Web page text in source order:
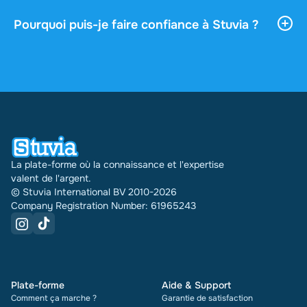
ligne ou le télécharger, et il reste accessible sans
Pourquoi puis-je faire confiance à Stuvia ?
vendu.
La plate-forme où la connaissance et l'expertise
valent de l'argent.
© Stuvia International BV 2010-2026
Company Registration Number: 61965243
Plate-forme
Comment ça marche ?
Aide & Support
Garantie de satisfaction